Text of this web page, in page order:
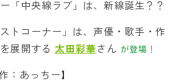
「中央線ラブ」は、新線誕生？？
トコーナー」は、声優・歌手・作
展開する 太田彩華さん が登場！
：あっちー】